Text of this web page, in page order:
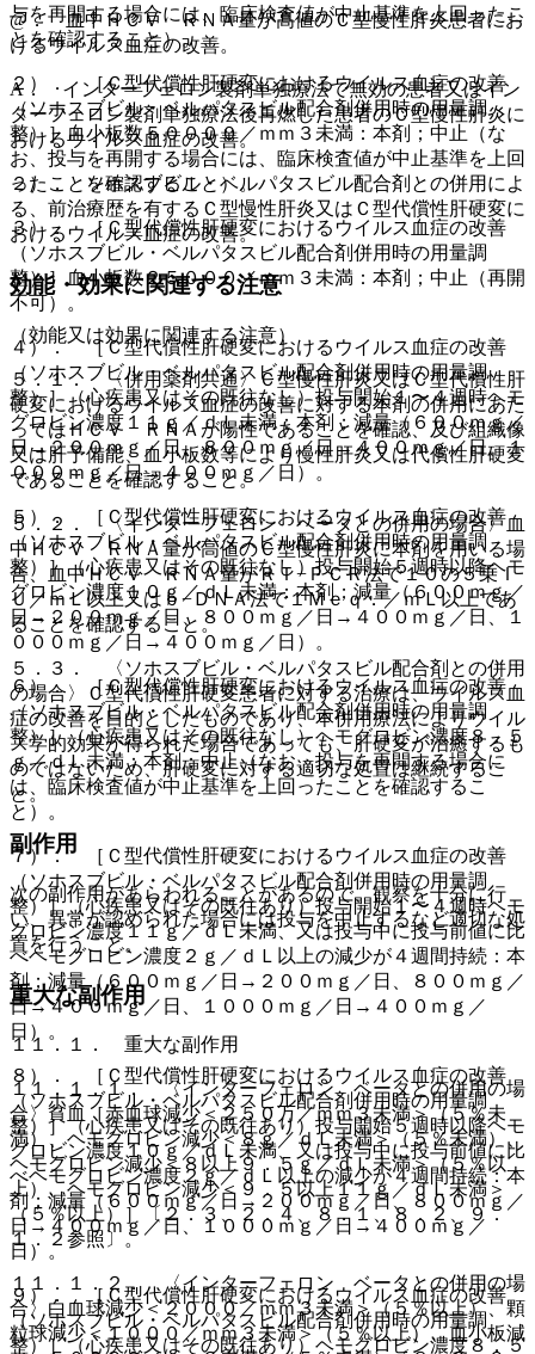
@． 血中ＨＣＶ ＲＮＡ量が高値のＣ型慢性肝炎患者にお
けるウイルス血症の改善。
A． インターフェロン製剤単独療法で無効の患者又はイン
ターフェロン製剤単独療法後再燃した患者のＣ型慢性肝炎に
おけるウイルス血症の改善。
２）． ソホスブビル・ベルパタスビル配合剤との併用によ
る、前治療歴を有するＣ型慢性肝炎又はＣ型代償性肝硬変に
おけるウイルス血症の改善。
効能・効果に関連する注意
（効能又は効果に関連する注意）
５．１． 〈併用薬剤共通〉Ｃ型慢性肝炎又はＣ型代償性肝
硬変におけるウイルス血症の改善に対する本剤の併用にあた
ってはＨＣＶ ＲＮＡが陽性であることを確認、及び組織像
又は肝予備能、血小板数等により慢性肝炎又は代償性肝硬変
であることを確認すること。
５．２． 〈インターフェロン ベータとの併用の場合〉血
中ＨＣＶ ＲＮＡ量が高値のＣ型慢性肝炎に本剤を用いる場
合、血中ＨＣＶ ＲＮＡ量がＲＴ−ＰＣＲ法で１０の５乗Ｉ
Ｕ／ｍＬ以上又はｂ−ＤＮＡ法で１Ｍｅｑ．／ｍＬ以上であ
ることを確認すること。
５．３． 〈ソホスブビル・ベルパタスビル配合剤との併用
の場合〉Ｃ型代償性肝硬変患者に対する治療は、ウイルス血
症の改善を目的としたものであり、本併用療法によりウイル
ス学的効果が得られた場合であっても、肝硬変が治癒するも
のではないため、肝硬変に対する適切な処置は継続するこ
と。
副作用
次の副作用があらわれることがあるので、観察を十分に行
い、異常が認められた場合には投与を中止するなど適切な処
置を行うこと。
重大な副作用
１１．１． 重大な副作用
１１．１．１． 〈インターフェロン ベータとの併用の場
合〉貧血［赤血球減少＜２５０万／ｍｍ３未満＞（５％未
満）、ヘモグロビン減少＜８ｇ／ｄＬ未満＞（５％未満）、
ヘモグロビン減少＜８以上９．５ｇ／ｄＬ未満＞（５％以
上）、ヘモグロビン減少＜９．５以上１１ｇ／ｄＬ未満＞
（５％以上）］〔２．３、２．４、８．１、８．２、９．
１．２参照〕。
１１．１．２． 〈インターフェロン ベータとの併用の場
合〉白血球減少＜２０００／ｍｍ３未満＞（５％以上）、顆
粒球減少＜１０００／ｍｍ３未満＞（５％以上）、血小板減
与を再開する場合には、臨床検査値が中止基準を上回ったこ
とを確認すること）。
２）． ［Ｃ型代償性肝硬変におけるウイルス血症の改善
（ソホスブビル・ベルパタスビル配合剤併用時の用量調
整）］血小板数５００００／ｍｍ３未満：本剤；中止（な
お、投与を再開する場合には、臨床検査値が中止基準を上回
ったことを確認すること）。
３）． ［Ｃ型代償性肝硬変におけるウイルス血症の改善
（ソホスブビル・ベルパタスビル配合剤併用時の用量調
整）］血小板数２５０００／ｍｍ３未満：本剤；中止（再開
不可）。
４）． ［Ｃ型代償性肝硬変におけるウイルス血症の改善
（ソホスブビル・ベルパタスビル配合剤併用時の用量調
整）］（心疾患又はその既往なし）投与開始１〜４週時ヘモ
グロビン濃度１１ｇ／ｄＬ未満：本剤；減量（６００ｍｇ／
日→２００ｍｇ／日、８００ｍｇ／日→４００ｍｇ／日、１
０００ｍｇ／日→４００ｍｇ／日）。
５）． ［Ｃ型代償性肝硬変におけるウイルス血症の改善
（ソホスブビル・ベルパタスビル配合剤併用時の用量調
整）］（心疾患又はその既往なし）投与開始５週時以降ヘモ
グロビン濃度１０ｇ／ｄＬ未満：本剤；減量（６００ｍｇ／
日→２００ｍｇ／日、８００ｍｇ／日→４００ｍｇ／日、１
０００ｍｇ／日→４００ｍｇ／日）。
６）． ［Ｃ型代償性肝硬変におけるウイルス血症の改善
（ソホスブビル・ベルパタスビル配合剤併用時の用量調
整）］（心疾患又はその既往なし）ヘモグロビン濃度８．５
ｇ／ｄＬ未満：本剤；中止（なお、投与を再開する場合に
は、臨床検査値が中止基準を上回ったことを確認するこ
と）。
７）． ［Ｃ型代償性肝硬変におけるウイルス血症の改善
（ソホスブビル・ベルパタスビル配合剤併用時の用量調
整）］（心疾患又はその既往あり）投与開始１〜４週時ヘモ
グロビン濃度１１ｇ／ｄＬ未満、又は投与中に投与前値に比
べヘモグロビン濃度２ｇ／ｄＬ以上の減少が４週間持続：本
剤；減量（６００ｍｇ／日→２００ｍｇ／日、８００ｍｇ／
日→４００ｍｇ／日、１０００ｍｇ／日→４００ｍｇ／
日）。
８）． ［Ｃ型代償性肝硬変におけるウイルス血症の改善
（ソホスブビル・ベルパタスビル配合剤併用時の用量調
整）］（心疾患又はその既往あり）投与開始５週時以降ヘモ
グロビン濃度１０ｇ／ｄＬ未満、又は投与中に投与前値に比
べヘモグロビン濃度２ｇ／ｄＬ以上の減少が４週間持続：本
剤；減量（６００ｍｇ／日→２００ｍｇ／日、８００ｍｇ／
日→４００ｍｇ／日、１０００ｍｇ／日→４００ｍｇ／
日）。
９）． ［Ｃ型代償性肝硬変におけるウイルス血症の改善
（ソホスブビル・ベルパタスビル配合剤併用時の用量調
整）］（心疾患又はその既往あり）ヘモグロビン濃度８．５